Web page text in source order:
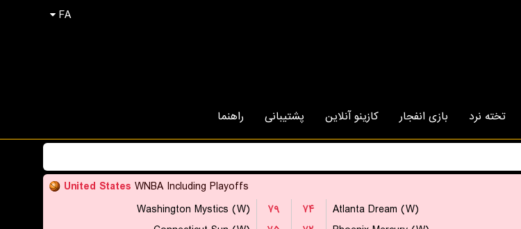
FA
تخته نرد بازی انفجار کازینو آنلاین پشتیبانی راهنما
United States WNBA Including Playoffs
Washington Mystics (W)
۷۹ ۷۴ Atlanta Dream (W)